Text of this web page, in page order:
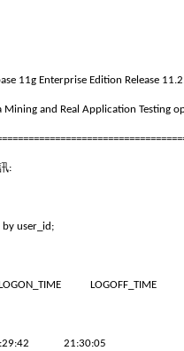
11g Enterprise Edition Release
Mining and Real Application Testing
:
by user_id;
LOGOFF_TIME
21:30:05